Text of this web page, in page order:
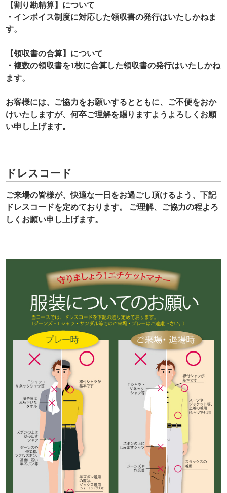
【割り勘精算】について
・インボイス制度に対応した領収書の発行はいたしかねま
す。
【領収書の合算】について
・複数の領収書を1枚に合算した領収書の発行はいたしかね
ます。
お客様には、ご協力をお願いするとともに、ご不便をおか
けいたしますが、何卒ご理解を賜りますようよろしくお願
い申し上げます。
ドレスコード
ご来場の皆様が、快適な一日をお過ごし頂けるよう、下記
ドレスコードを定めております。 ご理解、ご協力の程よろ
しくお願い申し上げます。